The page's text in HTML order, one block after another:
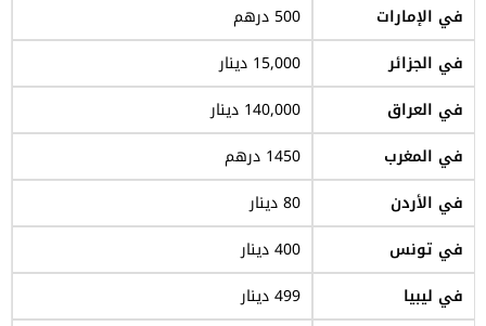
في الإمارات
500 درهم
في الجزائر
15,000 دينار
في العراق
140,000 دينار
في المغرب
1450 درهم
في الأردن
80 دينار
في تونس
400 دينار
في ليبيا
499 دينار